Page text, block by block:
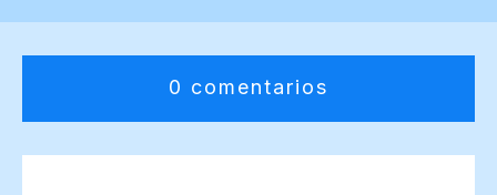
0 comentarios